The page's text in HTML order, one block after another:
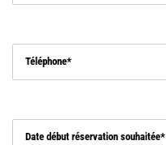
Téléphone
Date début réservation souhaitée